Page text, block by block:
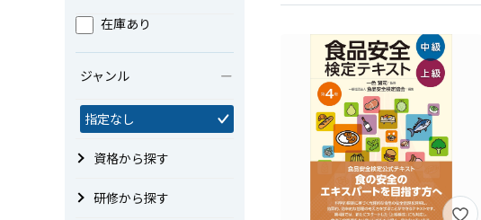
在庫あり
ジャンル
指定なし
資格から探す
研修から探す